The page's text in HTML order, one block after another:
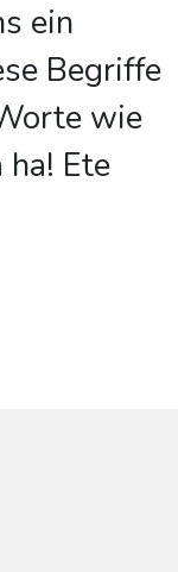
ein
Begriffe
wie
Ete